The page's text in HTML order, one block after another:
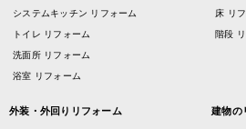
システムキッチン リフォーム
トイレ リフォーム
洗面所 リフォーム
浴室 リフォーム
床 リ
階段
外装・外回りリフォーム 建物の